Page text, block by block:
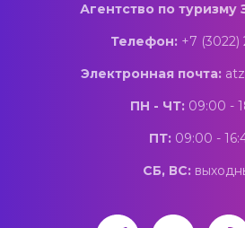
Агентство по туризму
Телефон:+7 (3022)
Электронная почта:
ПН - ЧТ:09:00 -
ПТ:09:00 -
СБ, ВС: